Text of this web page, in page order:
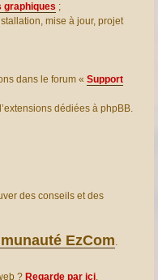
graphiques ;
mise à jour, projet
dans le forum « Support
dédiées à phpBB.
des conseils et des
EzCom.
? Regarde par ici.